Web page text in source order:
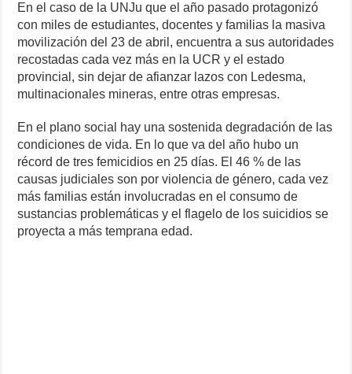
En el caso de la UNJu que el año pasado protagonizó
con miles de estudiantes, docentes y familias la masiva
movilización del 23 de abril, encuentra a sus autoridades
recostadas cada vez más en la UCR y el estado
provincial, sin dejar de afianzar lazos con Ledesma,
multinacionales mineras, entre otras empresas.
En el plano social hay una sostenida degradación de las
condiciones de vida. En lo que va del año hubo un
récord de tres femicidios en 25 días. El 46 % de las
causas judiciales son por violencia de género, cada vez
más familias están involucradas en el consumo de
sustancias problemáticas y el flagelo de los suicidios se
proyecta a más temprana edad.